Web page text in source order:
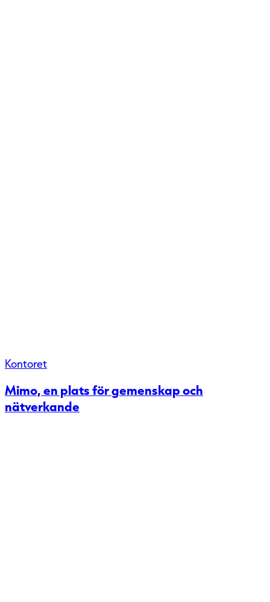
Kontoret
Mimo, en plats för gemenskap och
nätverkande